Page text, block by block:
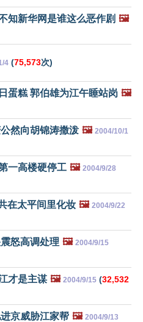
知新华网是谁这么恶作剧 🖼️
4 (75,573次)
蛋糕 郭伯雄为江午睡站岗 🖼️
然向胡锦涛撒泼 🖼️ 2004/10/1
一高楼硬停工 🖼️ 2004/9/28
在太平间里化妆 🖼️ 2004/9/22
怒高调处理 🖼️ 2004/9/15
才是主谋 🖼️ 2004/9/15 (32,532
京威胁江家帮 🖼️ 2004/9/13